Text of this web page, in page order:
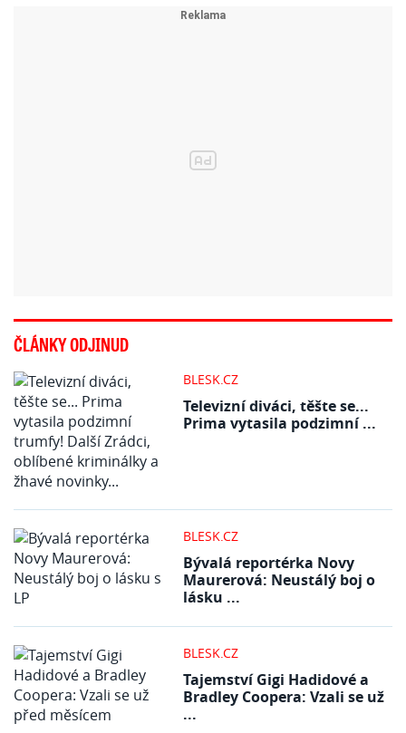
ČLÁNKY ODJINUD
BLESK.CZ
Televizní diváci, těšte se...
Prima vytasila podzimní ...
BLESK.CZ
Bývalá reportérka Novy
Maurerová: Neustálý boj o
lásku ...
BLESK.CZ
Tajemství Gigi Hadidové a
Bradley Coopera: Vzali se už
...